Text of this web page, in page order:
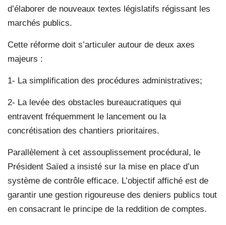
d’élaborer de nouveaux textes législatifs régissant les
marchés publics.
Cette réforme doit s’articuler autour de deux axes
majeurs :
1- La simplification des procédures administratives;
2- La levée des obstacles bureaucratiques qui
entravent fréquemment le lancement ou la
concrétisation des chantiers prioritaires.
Parallèlement à cet assouplissement procédural, le
Président Saïed a insisté sur la mise en place d’un
système de contrôle efficace. L’objectif affiché est de
garantir une gestion rigoureuse des deniers publics tout
en consacrant le principe de la reddition de comptes.